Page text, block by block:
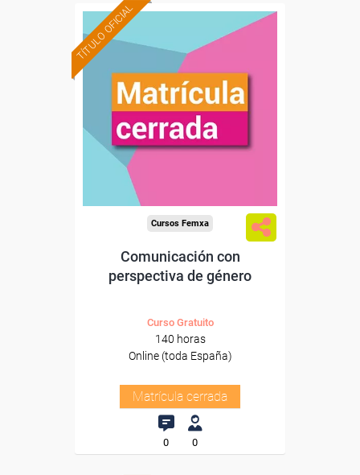
TÍTULO OFICIAL
Cursos Femxa
Comunicación con
perspectiva de género
Curso Gratuito
140 horas
Online (toda España)
Matrícula cerrada
0 0